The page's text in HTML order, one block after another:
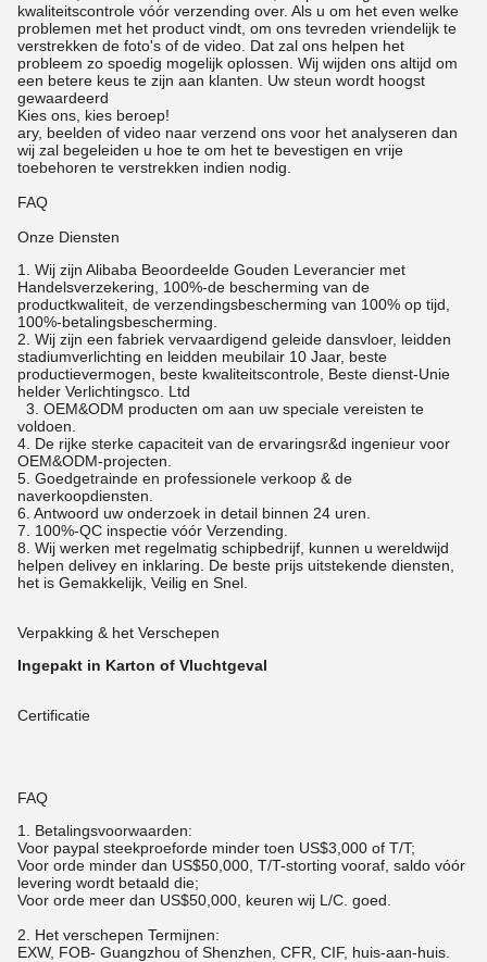
kwaliteitscontrole vóór verzending over. Als u om het even welke
problemen met het product vindt, om ons tevreden vriendelijk te
verstrekken de foto's of de video. Dat zal ons helpen het
probleem zo spoedig mogelijk oplossen. Wij wijden ons altijd om
een betere keus te zijn aan klanten. Uw steun wordt hoogst
gewaardeerd
Kies ons, kies beroep!
ary, beelden of video naar verzend ons voor het analyseren dan
wij zal begeleiden u hoe te om het te bevestigen en vrije
toebehoren te verstrekken indien nodig.
FAQ
Onze Diensten
1. Wij zijn Alibaba Beoordeelde Gouden Leverancier met
Handelsverzekering, 100%-de bescherming van de
productkwaliteit, de verzendingsbescherming van 100% op tijd,
100%-betalingsbescherming.
2. Wij zijn een fabriek vervaardigend geleide dansvloer, leidden
stadiumverlichting en leidden meubilair 10 Jaar, beste
productievermogen, beste kwaliteitscontrole, Beste dienst-Unie
helder Verlichtingsco. Ltd
3. OEM&ODM producten om aan uw speciale vereisten te
voldoen.
4. De rijke sterke capaciteit van de ervaringsr&d ingenieur voor
OEM&ODM-projecten.
5. Goedgetrainde en professionele verkoop & de
naverkoopdiensten.
6. Antwoord uw onderzoek in detail binnen 24 uren.
7. 100%-QC inspectie vóór Verzending.
8. Wij werken met regelmatig schipbedrijf, kunnen u wereldwijd
helpen delivey en inklaring. De beste prijs uitstekende diensten,
het is Gemakkelijk, Veilig en Snel.
Verpakking & het Verschepen
Ingepakt in Karton of Vluchtgeval
Certificatie
FAQ
1. Betalingsvoorwaarden:
Voor paypal steekproeforde minder toen US$3,000 of T/T;
Voor orde minder dan US$50,000, T/T-storting vooraf, saldo vóór
levering wordt betaald die;
Voor orde meer dan US$50,000, keuren wij L/C. goed.
2. Het verschepen Termijnen:
EXW, FOB- Guangzhou of Shenzhen, CFR, CIF, huis-aan-huis.